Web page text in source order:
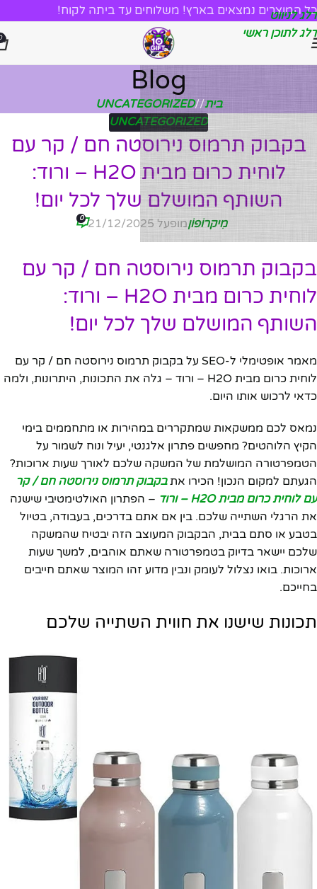
דלג לניווט
דלג לתוכן ראשי
כל המוצרים נמצאים בארץ! משלוחים עד ביתה לקוח!
Blog
בית/
UNCATEGORIZED
UNCATEGORIZED
בקבוק תרמוס נירוסטה חם / קר עם
לוחית כרום מבית H2O – ורוד:
השותף המושלם שלך לכל יום!
מִיקרוֹפוֹןמופעל 21/12/2025 0
בקבוק תרמוס נירוסטה חם / קר עם
לוחית כרום מבית H2O – ורוד:
השותף המושלם שלך לכל יום!
מאמר אופטימלי ל-SEO על בקבוק תרמוס נירוסטה חם / קר עם
לוחית כרום מבית H2O – ורוד – גלה את התכונות, היתרונות, ולמה
כדאי לרכוש אותו היום.
נמאס לכם ממשקאות שמתקררים במהירות או מתחממים בימי
הקיץ הלוהטים? מחפשים פתרון אלגנטי, יעיל ונוח לשמור על
הטמפרטורה המושלמת של המשקה שלכם לאורך שעות ארוכות?
הגעתם למקום הנכון! הכירו אתבקבוק תרמוס נירוסטה חם / קר
עם לוחית כרום מבית H2O – ורוד
– הפתרון האולטימטיבי שישנה
את הרגלי השתייה שלכם. בין אם אתם בדרכים, בעבודה, בטיול
בטבע או סתם בבית, הבקבוק המעוצב הזה יבטיח שהמשקה
שלכם יישאר בדיוק בטמפרטורה שאתם אוהבים, למשך שעות
ארוכות. בואו נצלול לעומק ונבין מדוע זהו המוצר שאתם חייבים
בחייכם.
תכונות שישנו את חווית השתייה שלכם